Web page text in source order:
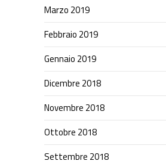
Marzo 2019
Febbraio 2019
Gennaio 2019
Dicembre 2018
Novembre 2018
Ottobre 2018
Settembre 2018